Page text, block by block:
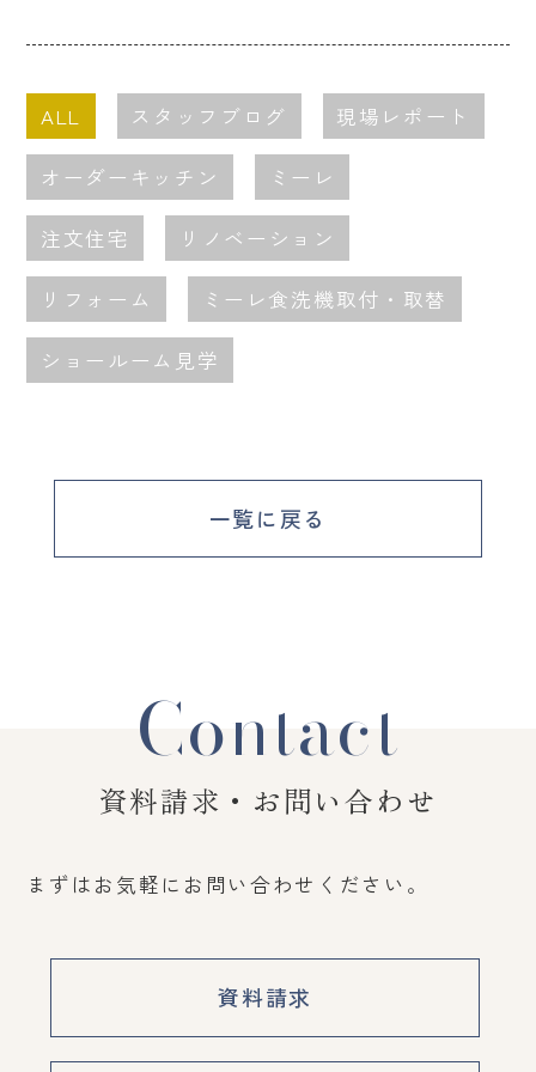
ALL スタッフブログ 現場レポート
オーダーキッチン ミーレ
注文住宅 リノベーション
リフォーム ミーレ食洗機取付・取替
ショールーム見学
一覧に戻る
Contact
資料請求・お問い合わせ
まずはお気軽にお問い合わせください。
資料請求